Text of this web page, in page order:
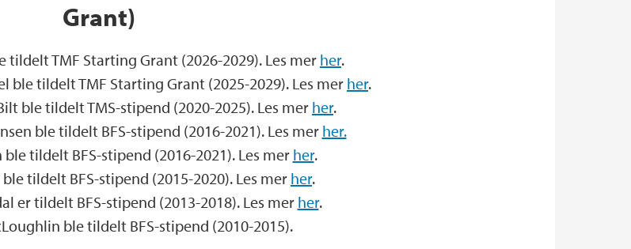
Grant)
tildelt TMF Starting Grant (2026-2029). Les mer her.
ble tildelt TMF Starting Grant (2025-2029). Les mer her.
ble tildelt TMS-stipend (2020-2025). Les mer her.
ble tildelt BFS-stipend (2016-2021). Les mer her.
ble tildelt BFS-stipend (2016-2021). Les mer her.
tildelt BFS-stipend (2015-2020). Les mer her.
er tildelt BFS-stipend (2013-2018). Les mer her.
ble tildelt BFS-stipend (2010-2015).